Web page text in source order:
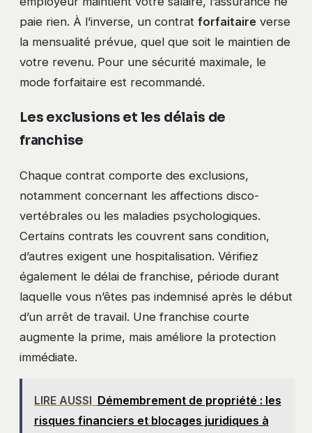
paie rien. À l’inverse, un contrat forfaitaire verse
la mensualité prévue, quel que soit le maintien de
votre revenu. Pour une sécurité maximale, le
mode forfaitaire est recommandé.
Les exclusions et les délais de
franchise
Chaque contrat comporte des exclusions,
notamment concernant les affections disco-
vertébrales ou les maladies psychologiques.
Certains contrats les couvrent sans condition,
d’autres exigent une hospitalisation. Vérifiez
également le délai de franchise, période durant
laquelle vous n’êtes pas indemnisé après le début
d’un arrêt de travail. Une franchise courte
augmente la prime, mais améliore la protection
immédiate.
LIRE AUSSI Démembrement de propriété : les
risques financiers et blocages juridiques à